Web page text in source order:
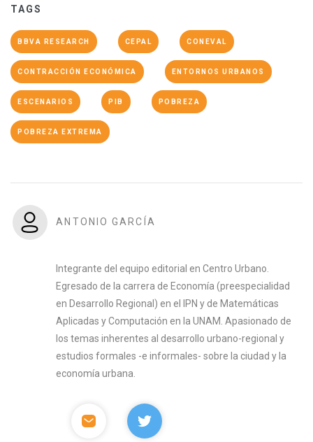
TAGS
BBVA RESEARCH CEPAL CONEVAL
CONTRACCIÓN ECONÓMICA ENTORNOS URBANOS
ESCENARIOS PIB POBREZA
POBREZA EXTREMA
ANTONIO GARCÍA
Integrante del equipo editorial en Centro Urbano.
Egresado de la carrera de Economía (preespecialidad
en Desarrollo Regional) en el IPN y de Matemáticas
Aplicadas y Computación en la UNAM. Apasionado de
los temas inherentes al desarrollo urbano-regional y
estudios formales -e informales- sobre la ciudad y la
economía urbana.